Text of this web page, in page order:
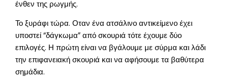
ένθεν της ρωγμής.
Το ξυράφι τώρα. Οταν ένα ατσάλινο αντικείμενο έχει
υποστεί “δάγκωμα” από σκουριά τότε έχουμε δύο
επιλογές. Η πρώτη είναι να βγάλουμε με σύρμα και λάδι
την επιφανειακή σκουριά και να αφήσουμε τα βαθύτερα
σημάδια.